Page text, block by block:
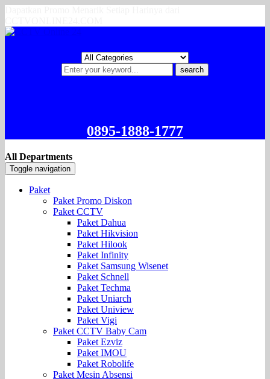
search
0895-1888-1777
All Departments
Toggle navigation
Paket
Paket Promo Diskon
Paket CCTV
Paket Dahua
Paket Hikvision
Paket Hilook
Paket Infinity
Paket Samsung Wisenet
Paket Schnell
Paket Techma
Paket Uniarch
Paket Uniview
Paket Vigi
Paket CCTV Baby Cam
Paket Ezviz
Paket IMOU
Paket Robolife
Paket Mesin Absensi